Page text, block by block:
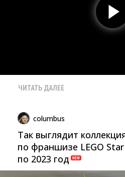
ЧИТАТЬ ДАЛЕЕ
columbus
Так выглядит
по франшизе LEGO
по 2023 год